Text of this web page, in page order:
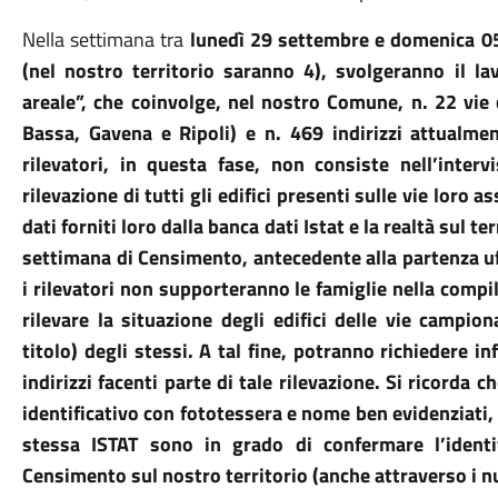
Nella settimana tra lunedì 29 settembre e domenica
(nel nostro territorio saranno 4), svolgeranno il
areale”, che coinvolge, nel nostro Comune, n. 22
Bassa, Gavena e Ripoli) e n. 469 indirizzi
rilevatori, in questa fase, non consiste
rilevazione di tutti gli edifici presenti sulle vie loro
dati forniti loro dalla banca dati Istat e la realtà sul
settimana di Censimento, antecedente alla
i rilevatori non supporteranno le famiglie nella
rilevare la situazione degli edifici delle vie
titolo) degli stessi. A tal fine, potranno richiedere
indirizzi facenti parte di tale rilevazione. Si ricorda
identificativo con fototessera e nome ben
stessa ISTAT sono in grado di confermare
Censimento sul nostro territorio (anche attraverso i